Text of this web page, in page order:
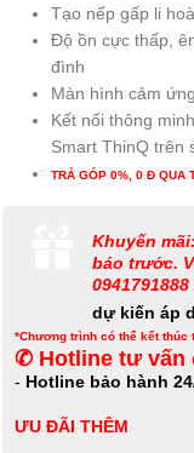
Tạo nếp gấp li
Độ ồn cực thấp,
đình
Màn hình cảm
Kết nối thông
Smart ThinQ trên
TRẢ GÓP 0%, 0 Đ QUA
Khuyến
báo trước.
dự kiến áp
*Chương trình có thể kết
✆ Hotline tư vấn
- Hotline bảo hành
ƯU ĐÃI THÊM